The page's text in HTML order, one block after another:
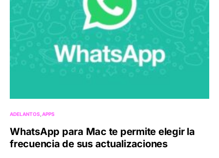
ADELANTOS APPS
WhatsApp para Mac te permite elegir la
frecuencia de sus actualizaciones